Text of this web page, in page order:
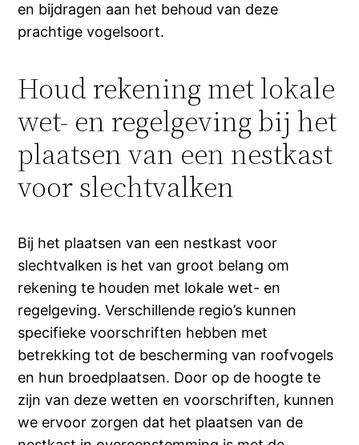
en bijdragen aan het behoud van deze
prachtige vogelsoort.
Houd rekening met lokale
wet- en regelgeving bij het
plaatsen van een nestkast
voor slechtvalken
Bij het plaatsen van een nestkast voor
slechtvalken is het van groot belang om
rekening te houden met lokale wet- en
regelgeving. Verschillende regio’s kunnen
specifieke voorschriften hebben met
betrekking tot de bescherming van roofvogels
en hun broedplaatsen. Door op de hoogte te
zijn van deze wetten en voorschriften, kunnen
we ervoor zorgen dat het plaatsen van de